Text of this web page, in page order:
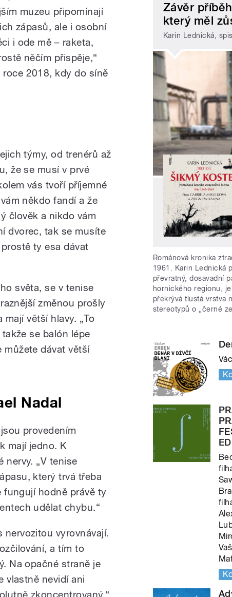
muzeu připomínají
zápasů, ale i osobní
i ode mě – raketa,
něčím přispěje,“
roce 2018, kdy do síně
týmy, od trenérů až
že se musí v prvé
vás tvoří příjemné
někdo fandí a že
člověk a nikdo vám
dvorec, tak se musíte
ty esa dávat
světa, se v tenise
změnou prošly
větší hlavy. „To
se balón lépe
můžete dávat větší
Nadal
provedením
mají jedno. K
nervy. „V tenise
který trvá třeba
fungují hodně právě ty
udělat chybu.“
nervozitou vyrovnávají.
a tím to
Na opačné straně je
vlastně nevidí ani
zkoncentrovaný.“
Závěr
který měl
Karin Lednická,
Románová kronika
1961. Karin Lednická
převratný, dosavadní
hornického regionu,
překrývá tlustá vrstva
stereotypů o „černé